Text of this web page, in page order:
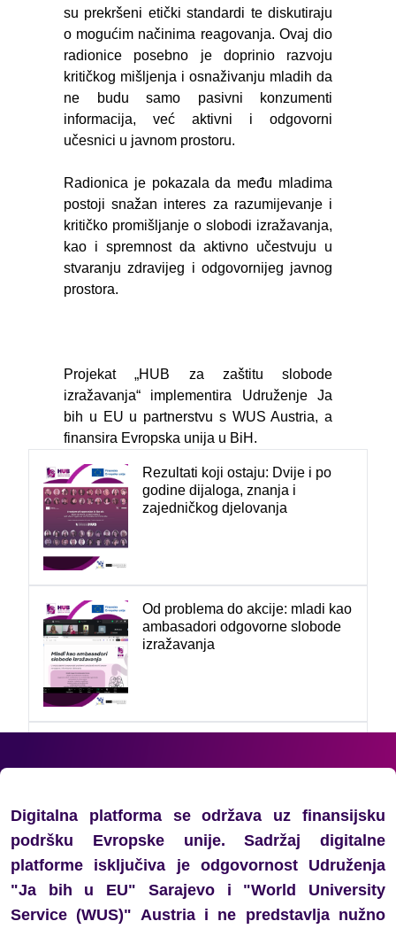
su prekršeni etički standardi te diskutiraju
o mogućim načinima reagovanja. Ovaj dio
radionice posebno je doprinio razvoju
kritičkog mišljenja i osnaživanju mladih da
ne budu samo pasivni konzumenti
informacija, već aktivni i odgovorni
učesnici u javnom prostoru.
Radionica je pokazala da među mladima
postoji snažan interes za razumijevanje i
kritičko promišljanje o slobodi izražavanja,
kao i spremnost da aktivno učestvuju u
stvaranju zdravijeg i odgovornijeg javnog
prostora.
Projekat „HUB za zaštitu slobode
izražavanja“ implementira Udruženje Ja
bih u EU u partnerstvu s WUS Austria, a
finansira Evropska unija u BiH.
Rezultati koji ostaju: Dvije i po
godine dijaloga, znanja i
zajedničkog djelovanja
Od problema do akcije: mladi kao
ambasadori odgovorne slobode
izražavanja
Glas mladih važan je sada:
obrazovanje kao prostor slobode
izražavanja i aktivnog učešća
Digitalna platforma se održava uz finansijsku
podršku Evropske unije. Sadržaj digitalne
platforme isključiva je odgovornost Udruženja
"Ja bih u EU" Sarajevo i "World University
Service (WUS)" Austria i ne predstavlja nužno